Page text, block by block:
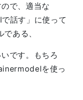
で、適当な
話す」に使って
ある、
です。もちろ
を使っ